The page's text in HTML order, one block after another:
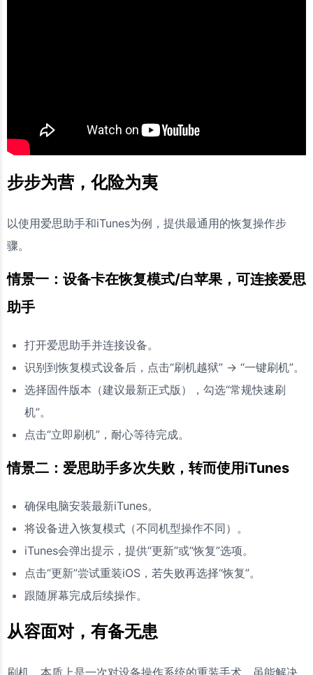
步步为营，化险为夷
以使用爱思助手和iTunes为例，提供最通用的恢复操作步
骤。
情景一：设备卡在恢复模式/白苹果，可连接爱思
助手
打开爱思助手并连接设备。
识别到恢复模式设备后，点击“刷机越狱” → “一键刷机”。
选择固件版本（建议最新正式版），勾选“常规快速刷
机”。
点击“立即刷机”，耐心等待完成。
情景二：爱思助手多次失败，转而使用iTunes
确保电脑安装最新iTunes。
将设备进入恢复模式（不同机型操作不同）。
iTunes会弹出提示，提供“更新”或“恢复”选项。
点击“更新”尝试重装iOS，若失败再选择“恢复”。
跟随屏幕完成后续操作。
从容面对，有备无患
刷机，本质上是一次对设备操作系统的重装手术，虽能解决